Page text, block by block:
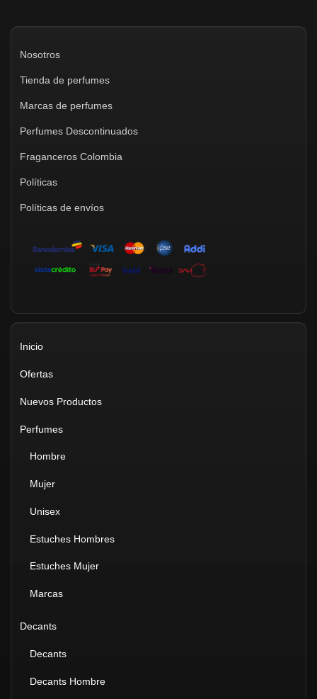
Nosotros
Tienda de perfumes
Marcas de perfumes
Perfumes Descontinuados
Fraganceros Colombia
Políticas
Políticas de envíos
Inicio
Ofertas
Nuevos Productos
Perfumes
Hombre
Mujer
Unisex
Estuches Hombres
Estuches Mujer
Marcas
Decants
Decants
Decants Hombre